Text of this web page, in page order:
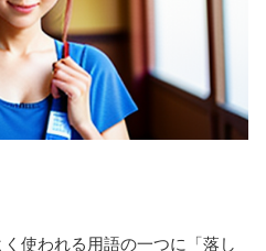
使われる用語の一つに「落し